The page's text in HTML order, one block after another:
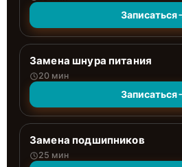
Записаться
Замена шнура питания
20 мин
Записаться
Замена подшипников
25 мин